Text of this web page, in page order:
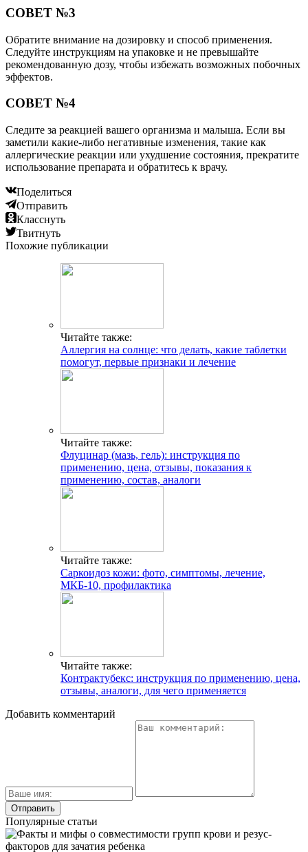
СОВЕТ №3
Обратите внимание на дозировку и способ применения.
Следуйте инструкциям на упаковке и не превышайте
рекомендованную дозу, чтобы избежать возможных побочных
эффектов.
СОВЕТ №4
Следите за реакцией вашего организма и малыша. Если вы
заметили какие-либо негативные изменения, такие как
аллергические реакции или ухудшение состояния, прекратите
использование препарата и обратитесь к врачу.
Поделиться
Отправить
Класснуть
Твитнуть
Похожие публикации
Читайте также:
Аллергия на солнце: что делать, какие таблетки
помогут, первые признаки и лечение
Читайте также:
Флуцинар (мазь, гель): инструкция по
применению, цена, отзывы, показания к
применению, состав, аналоги
Читайте также:
Саркоидоз кожи: фото, симптомы, лечение,
МКБ-10, профилактика
Читайте также:
Контрактубекс: инструкция по применению, цена,
отзывы, аналоги, для чего применяется
Добавить комментарий
Популярные статьи